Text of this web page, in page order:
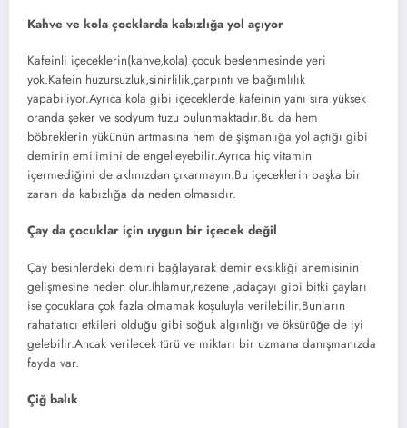
Kahve ve kola çocklarda kabızlığa yol açıyor
Kafeinli içeceklerin(kahve,kola) çocuk beslenmesinde yeri
yok.Kafein huzursuzluk,sinirlilik,çarpıntı ve bağımlılık
yapabiliyor.Ayrıca kola gibi içeceklerde kafeinin yanı sıra yüksek
oranda şeker ve sodyum tuzu bulunmaktadır.Bu da hem
böbreklerin yükünün artmasına hem de şişmanlığa yol açtığı gibi
demirin emilimini de engelleyebilir.Ayrıca hiç vitamin
içermediğini de aklınızdan çıkarmayın.Bu içeceklerin başka bir
zararı da kabızlığa da neden olmasıdır.
Çay da çocuklar için uygun bir içecek değil
Çay besinlerdeki demiri bağlayarak demir eksikliği anemisinin
gelişmesine neden olur.Ihlamur,rezene ,adaçayı gibi bitki çayları
ise çocuklara çok fazla olmamak koşuluyla verilebilir.Bunların
rahatlatıcı etkileri olduğu gibi soğuk algınlığı ve öksürüğe de iyi
gelebilir.Ancak verilecek türü ve miktarı bir uzmana danışmanızda
fayda var.
Çiğ balık